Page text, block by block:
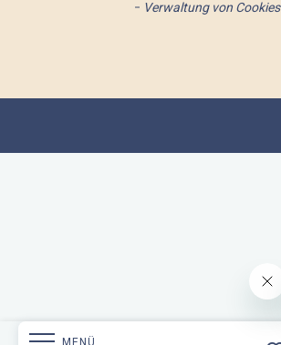
MENÜ
Verwaltung von Cookies